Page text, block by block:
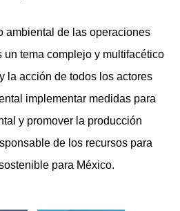
ambiental de las operaciones
un tema complejo y multifacético
la acción de todos los actores
implementar medidas para
y promover la producción
de los recursos para
para México.